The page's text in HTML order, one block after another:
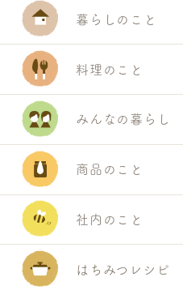
暮らしのこと
料理のこと
みんなの暮らし
商品のこと
社内のこと
はちみつレシピ